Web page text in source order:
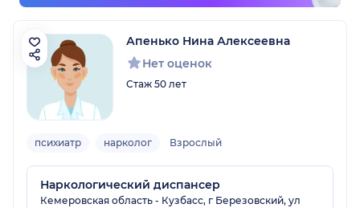
Апенько Нина Алексеевна
Нет оценок
Стаж 50 лет
психиатр нарколог Взрослый
Наркологический диспансер
Кемеровская область - Кузбасс, г Березовский, ул